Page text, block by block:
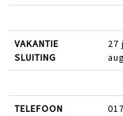
VAKANTIE
SLUITING
27
TELEFOON